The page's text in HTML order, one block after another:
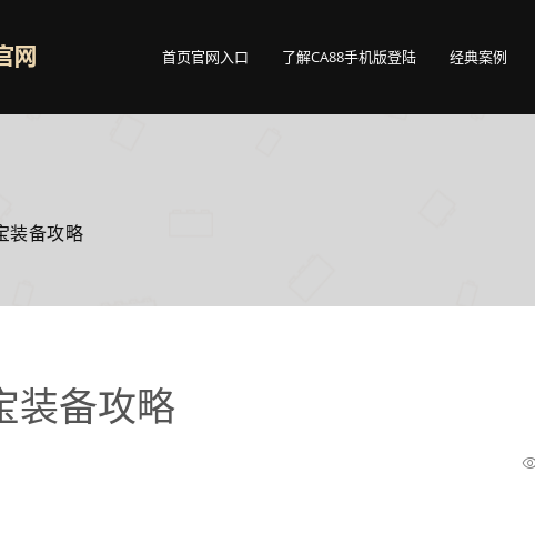
首页官网入口 了解CA88手机版登陆 经典案例
装备攻略
装备攻略